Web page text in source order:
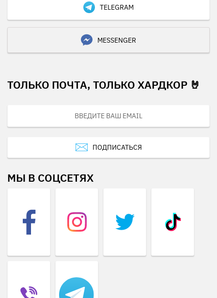
TELEGRAM
MESSENGER
ТОЛЬКО ПОЧТА, ТОЛЬКО ХАРДКОР 🤘
ПОДПИСАТЬСЯ
МЫ В СОЦСЕТЯХ